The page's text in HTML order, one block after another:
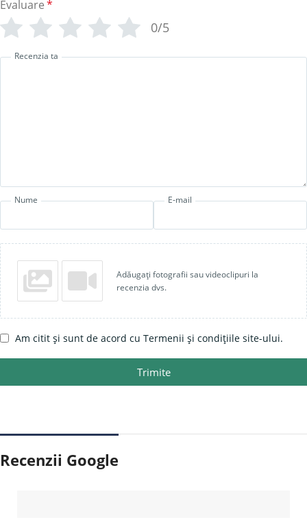
Evaluare*
0/5
Recenzia ta
Nume E-mail
Adăugați fotografii sau videoclipuri la
recenzia dvs.
Am citit și sunt de acord cu Termenii și condițiile site-ului.
Trimite
Recenzii Google